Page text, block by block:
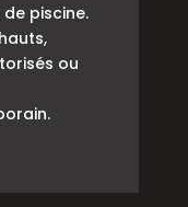
piscine.
ou